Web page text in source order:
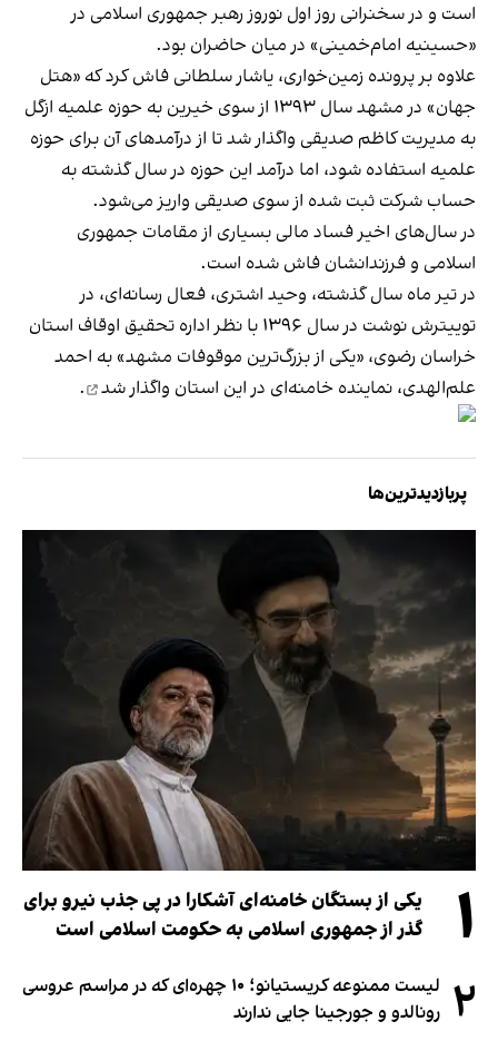
است و در سخنرانی روز اول نوروز رهبر جمهوری اسلامی در
«حسینیه امام‌خمینی» در میان حاضران بود.
علاوه بر پرونده زمین‌خواری، یاشار سلطانی فاش کردکه «هتل
جهان» در مشهد سال ۱۳۹۳ از سوی خیرین به حوزه علمیه ازگل
به مدیریت کاظم صدیقی واگذار شد تا از درآمدهای آن برای حوزه‌
علمیه استفاده شود، اما درآمد این حوزه در سال گذشته به
حساب شرکت ثبت شده از سوی صدیقی واریز می‌شود.
در سال‌های اخیر فساد مالی بسیاری از مقامات جمهوری
اسلامی و فرزندانشان فاش شده است.
در تیر ماه سال گذشته، وحید اشتری، فعال رسانه‌ای، در
توییترش نوشت در سال ۱۳۹۶ با نظر اداره تحقیق اوقاف استان
خراسان رضوی، «یکی از بزرگ‌ترین موقوفات مشهد» به احمد
علم‌الهدی، نماینده خامنه‌ای در این استان واگذار شد .
پربازدیدترین‌ها
۱
یکی از بستگان خامنه‌ای آشکارا در پی جذب نیرو برای
گذر از جمهوری اسلامی به حکومت اسلامی است
۲
لیست ممنوعه کریستیانو؛ ۱۰ چهره‌ای که در مراسم عروسی
رونالدو و جورجینا جایی ندارند